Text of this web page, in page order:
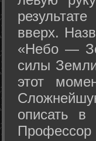
вверх.
«Небо —
силы
этот
описать в